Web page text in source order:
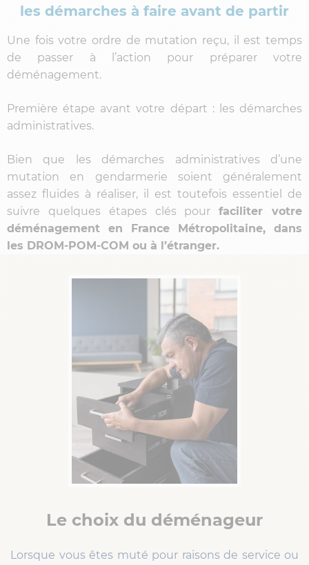
les démarches à faire avant de partir
Une fois votre ordre de mutation reçu, il est temps
de passer à l’action pour préparer votre
déménagement.
Première étape avant votre départ : les démarches
administratives.
Bien que les démarches administratives d’une
mutation en gendarmerie soient généralement
assez fluides à réaliser, il est toutefois essentiel de
suivre quelques étapes clés pourfaciliter votre
déménagement en France Métropolitaine, dans
les DROM-POM-COM ou à l’étranger.
Le choix du déménageur
Lorsque vous êtes muté pour raisons de service ou